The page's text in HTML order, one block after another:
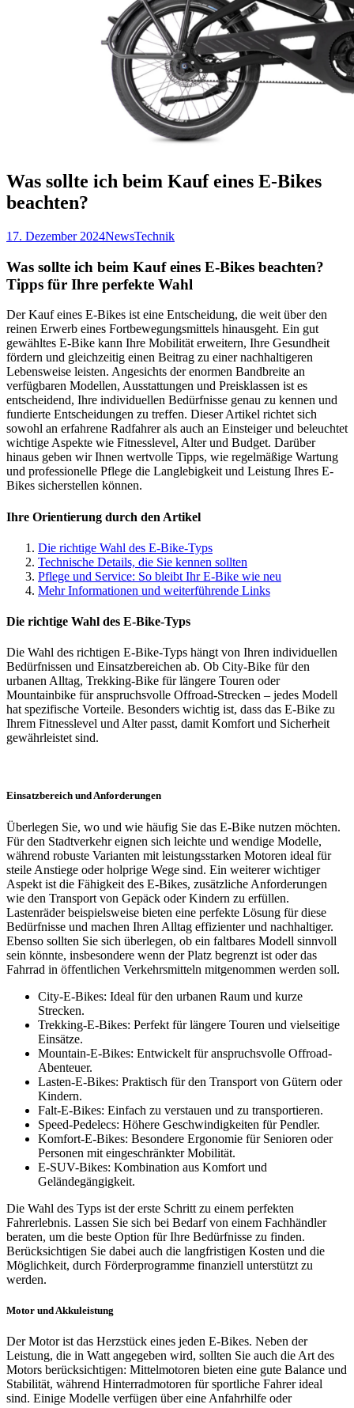
Was sollte ich beim Kauf eines E-Bikes
beachten?
17. Dezember 2024NewsTechnik
Was sollte ich beim Kauf eines E-Bikes beachten?
Tipps für Ihre perfekte Wahl
Der Kauf eines E-Bikes ist eine Entscheidung, die weit über den
reinen Erwerb eines Fortbewegungsmittels hinausgeht. Ein gut
gewähltes E-Bike kann Ihre Mobilität erweitern, Ihre Gesundheit
fördern und gleichzeitig einen Beitrag zu einer nachhaltigeren
Lebensweise leisten. Angesichts der enormen Bandbreite an
verfügbaren Modellen, Ausstattungen und Preisklassen ist es
entscheidend, Ihre individuellen Bedürfnisse genau zu kennen und
fundierte Entscheidungen zu treffen. Dieser Artikel richtet sich
sowohl an erfahrene Radfahrer als auch an Einsteiger und beleuchtet
wichtige Aspekte wie Fitnesslevel, Alter und Budget. Darüber
hinaus geben wir Ihnen wertvolle Tipps, wie regelmäßige Wartung
und professionelle Pflege die Langlebigkeit und Leistung Ihres E-
Bikes sicherstellen können.
Ihre Orientierung durch den Artikel
Die richtige Wahl des E-Bike-Typs
Technische Details, die Sie kennen sollten
Pflege und Service: So bleibt Ihr E-Bike wie neu
Mehr Informationen und weiterführende Links
Die richtige Wahl des E-Bike-Typs
Die Wahl des richtigen E-Bike-Typs hängt von Ihren individuellen
Bedürfnissen und Einsatzbereichen ab. Ob City-Bike für den
urbanen Alltag, Trekking-Bike für längere Touren oder
Mountainbike für anspruchsvolle Offroad-Strecken – jedes Modell
hat spezifische Vorteile. Besonders wichtig ist, dass das E-Bike zu
Ihrem Fitnesslevel und Alter passt, damit Komfort und Sicherheit
gewährleistet sind.
Einsatzbereich und Anforderungen
Überlegen Sie, wo und wie häufig Sie das E-Bike nutzen möchten.
Für den Stadtverkehr eignen sich leichte und wendige Modelle,
während robuste Varianten mit leistungsstarken Motoren ideal für
steile Anstiege oder holprige Wege sind. Ein weiterer wichtiger
Aspekt ist die Fähigkeit des E-Bikes, zusätzliche Anforderungen
wie den Transport von Gepäck oder Kindern zu erfüllen.
Lastenräder beispielsweise bieten eine perfekte Lösung für diese
Bedürfnisse und machen Ihren Alltag effizienter und nachhaltiger.
Ebenso sollten Sie sich überlegen, ob ein faltbares Modell sinnvoll
sein könnte, insbesondere wenn der Platz begrenzt ist oder das
Fahrrad in öffentlichen Verkehrsmitteln mitgenommen werden soll.
City-E-Bikes: Ideal für den urbanen Raum und kurze
Strecken.
Trekking-E-Bikes: Perfekt für längere Touren und vielseitige
Einsätze.
Mountain-E-Bikes: Entwickelt für anspruchsvolle Offroad-
Abenteuer.
Lasten-E-Bikes: Praktisch für den Transport von Gütern oder
Kindern.
Falt-E-Bikes: Einfach zu verstauen und zu transportieren.
Speed-Pedelecs: Höhere Geschwindigkeiten für Pendler.
Komfort-E-Bikes: Besondere Ergonomie für Senioren oder
Personen mit eingeschränkter Mobilität.
E-SUV-Bikes: Kombination aus Komfort und
Geländegängigkeit.
Die Wahl des Typs ist der erste Schritt zu einem perfekten
Fahrerlebnis. Lassen Sie sich bei Bedarf von einem Fachhändler
beraten, um die beste Option für Ihre Bedürfnisse zu finden.
Berücksichtigen Sie dabei auch die langfristigen Kosten und die
Möglichkeit, durch Förderprogramme finanziell unterstützt zu
werden.
Motor und Akkuleistung
Der Motor ist das Herzstück eines jeden E-Bikes. Neben der
Leistung, die in Watt angegeben wird, sollten Sie auch die Art des
Motors berücksichtigen: Mittelmotoren bieten eine gute Balance und
Stabilität, während Hinterradmotoren für sportliche Fahrer ideal
sind. Einige Modelle verfügen über eine Anfahrhilfe oder